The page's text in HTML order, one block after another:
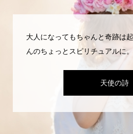
大人になってもちゃんと奇跡は
んのちょっとスピリチュアルに。
天使の詩